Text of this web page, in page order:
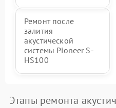
Ремонт после
залития
акустической
системы Pioneer S-
HS100
Этапы ремонта